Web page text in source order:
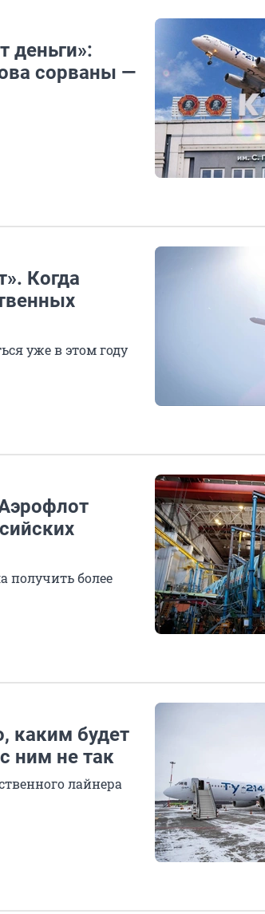
деньги»:
сорваны —
Когда
уже в этом году
получить более
каким будет
ним не так
лайнера